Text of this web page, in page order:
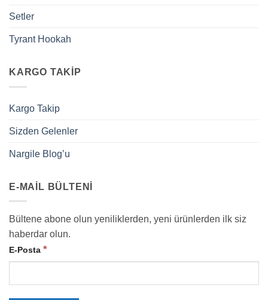
Setler
Tyrant Hookah
KARGO TAKIP
Kargo Takip
Sizden Gelenler
Nargile Blog’u
E-MAIL BÜLTENI
Bültene abone olun yeniliklerden, yeni ürünlerden ilk siz
haberdar olun.
E-Posta *